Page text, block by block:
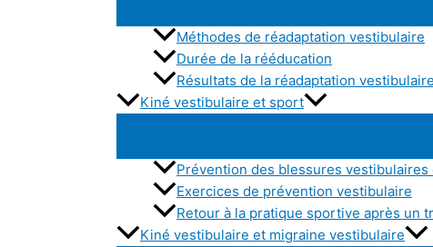
Méthodes de réadaptation vestibulaire
Durée de la rééducation
Résultats de la réadaptation vestibulaire
Kiné vestibulaire et sport
Prévention des blessures
Exercices de prévention vestibulaire
Retour à la pratique sportive après un
Kiné vestibulaire et migraine vestibulaire